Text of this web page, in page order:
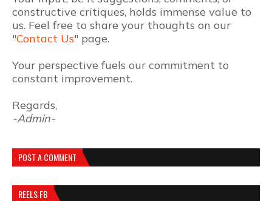
constructive critiques, holds immense value to
us. Feel free to share your thoughts on our
"Contact Us" page.
Your perspective fuels our commitment to
constant improvement.
Regards,
-Admin-
POST A COMMENT
REELS FB